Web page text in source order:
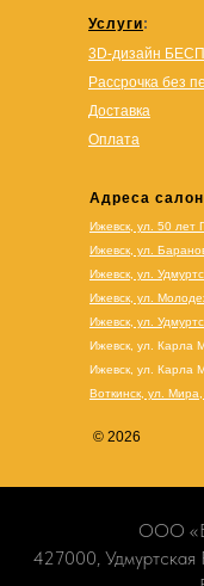
Услуги:
3D-дизайн
Рассрочка без
Доставка
Оплата
Адреса
Ижевск, ул. 50 лет
Ижевск, ул.
Ижевск, ул.
Ижевск, ул.
Ижевск, ул.
Ижевск, ул. Карла
Ижевск, ул. Карла
Воткинск, ул.
© 2026
ООО
427000, Удмуртская